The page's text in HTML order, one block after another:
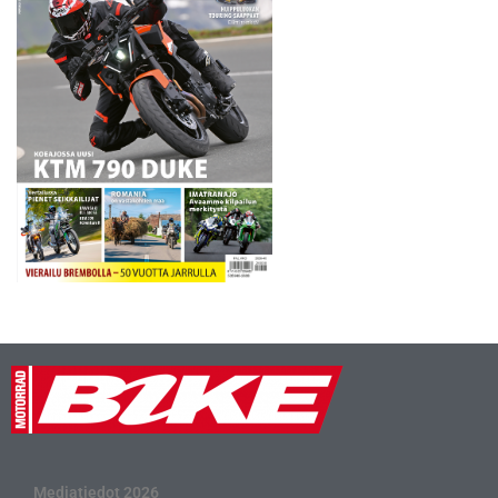
Mediatiedot 2026